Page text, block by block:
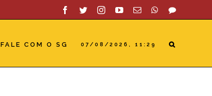
Facebook
TwitterInstagramYouTube
Email WhatsApp
SAC
FALE COM O SG 07/08/2026, 11:29